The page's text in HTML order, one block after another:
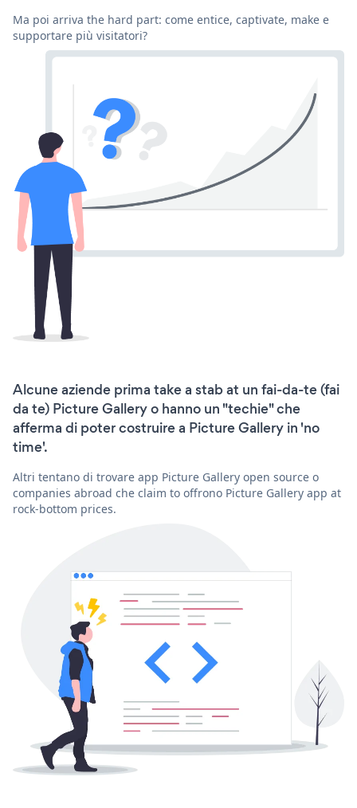
Ma poi arriva the hard part: come entice, captivate, make e
supportare più visitatori?
Alcune aziende prima take a stab at un fai-da-te (fai
da te) Picture Gallery o hanno un "techie" che
afferma di poter costruire a Picture Gallery in 'no
time'.
Altri tentano di trovare app Picture Gallery open source o
companies abroad che claim to offrono Picture Gallery app at
rock-bottom prices.